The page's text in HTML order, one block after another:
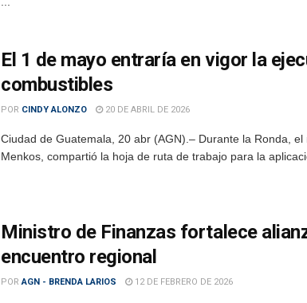
El 1 de mayo entraría en vigor la
combustibles
POR CINDY ALONZO 20 DE ABRIL DE 2026
Ciudad de Guatemala, 20 abr (AGN).– Durante la Ronda,
Menkos, compartió la hoja de ruta de trabajo para la
Ministro de Finanzas fortalece
encuentro regional
POR AGN - BRENDA LARIOS 12 DE FEBRERO DE 2026